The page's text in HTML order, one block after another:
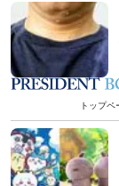
トップペ